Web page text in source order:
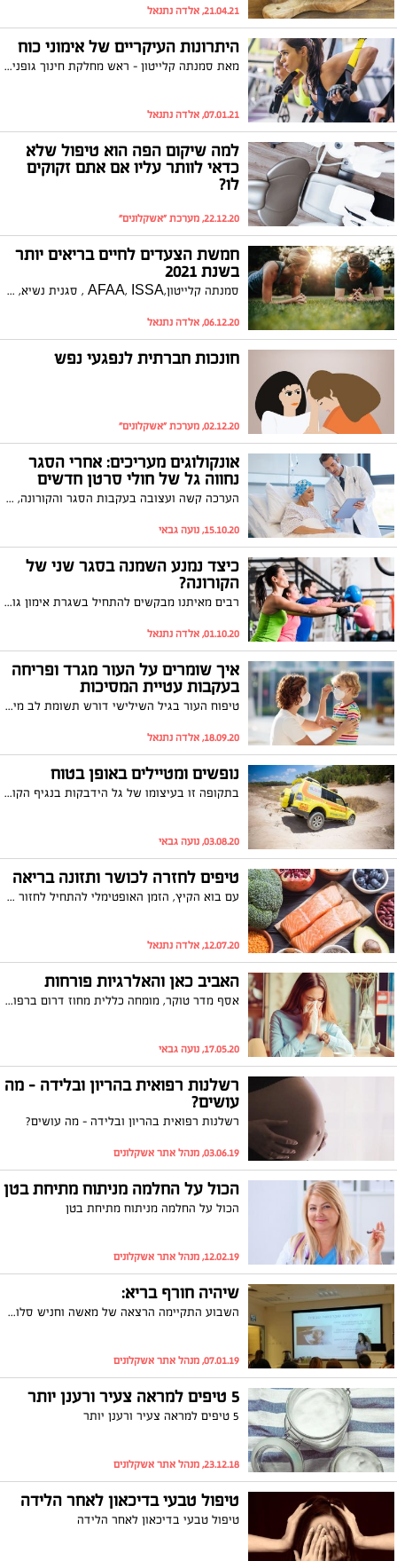
21.04.21, אלדה נתנאל
היתרונות העיקריים של אימוני כוח
מאת סמנתה קלייטון - ראש מחלקת חינוך גופני בהרבלייף העולמית "בכל גיל ניתן ליהנות מאימוני כוח. עם זאת, רוב האנשים נוטים להתמקד רק באימוני קרדיו, הידועים גם כפעילות אירובית". אומרת סמנתה קלייטון - ראש מחלקת חינוך גופני בהרבלייף העולמית. לפי סקר שנערך בשנת 2018 בארה"ב, כ-53.3 אחוזים מהמבוגרים האמריקאים עמדו בהמלצות לפעילות גופנית אירובית; כלומר, הם הלכו או רצו במשך כ-30 דקות לפחות בכל יום. עם זאת, רק כ-23.2 אחוזים עמדו בהמלצות לפעילות אירובית משולבת באימוני כוח.
07.01.21, אלדה נתנאל
למה שיקום הפה הוא טיפול שלא
כדאי לוותר עליו אם אתם זקוקים
לו?
22.12.20, מערכת "אשקלונים"
חמשת הצעדים לחיים בריאים יותר
בשנת 2021
סמנתה קלייטון,AFAA, ISSA , סגנית נשיא, ביצועי ספורט וכושר, הרבלייף העולמית מעניקה את חמשת הצעדים הראשונים שיבטיחו ששנת 2021 תהיה מאושרת ובריאה יותר:
06.12.20, אלדה נתנאל
חונכות חברתית לנפגעי נפש
02.12.20, מערכת "אשקלונים"
אונקולוגים מעריכים: אחרי הסגר
נחווה גל של חולי סרטן חדשים
הערכה קשה ועצובה בעקבות הסגר והקורונה, אונקולוגים חוששים כי בעקבות המצב רבים נמנעים מהגעה לבדיקות וכתוצאה מכך נחווה גל של חולי סרטן חדשים שוויתרו על בדיקות זמן רב
15.10.20, נועה גבאי
כיצד נמנע השמנה בסגר שני של
הקורונה?
רבים מאיתנו מבקשים להתחיל בשגרת אימון גופני במטרות שונות כמו: לרדת במשקל, לשמור על גמישות, לשפר מהירות, לחזק את הגוף, להגדיל מסת שריר ובאופן כללי לתרום לבריאות איתנה. אך מה קורה כשהחשש מעמידה בשגרת אימונים קבועה עוצר אותנו מלהתחיל ומונע מאיתנו להשיג את היעד הנכסף? ומה קורה שאנו בסגר בבית?
01.10.20, אלדה נתנאל
איך שומרים על העור מגרד ופריחה
בעקבות עטיית המסיכות
טיפוח העור בגיל השילישי דורש תשומת לב מיוחדת ושונה מטיפול בעור בגיל צעיר יותר. לדברי רונית שגב, מדענית, חוקרת עור, בעלת חברת הקוסמטיקה המדעית ביופור :"את העור אפשר להתחיל לטפח בכל גיל ולקבל תוצאות. ככל שמתחילים מוקדם יותר התוצאות תהיינה טובות יותר. מי שהחלה טיפוח נכון ואנטי אייג'ינג בהתאם לגילה, כבר בשנות ה-30 לחייה, תגיע לגיל 60 עם עור טוב מוצק וצעיר יותר מכפי הגיל הביולוגי. אבל... גם בת 60 שהחליטה לחדש את עורה מכאן מאילך, תוכל לקבל בתוך מספר חודשים עור שנראה צעיר יותר מכפי גילו הביולוגי."
18.09.20, אלדה נתנאל
נופשים ומטיילים באופן בטוח
בתקופה זו בעיצומו של גל הידבקות בנגיף הקורונה, במד"א פונים לציבור להקפיד על הנחיות משרד הבריאות, בהם שמירה על דרישות התו הסגול, התקהלויות בהתאם למותר בתפילות בבתי הכנסת ובמקומות הקדושים, בעת בילוי בפארקים, בבריכות הרחצה, בחופי הים ובאתרי הנופש והטיולים, בנסיעות בדרכים בדגש על תחבורה ציבורית והקפדה על חבישת מסיכה
03.08.20, נועה גבאי
טיפים לחזרה לכושר ותזונה בריאה
עם בוא הקיץ, הזמן האופטימלי להתחיל לחזור לכושר ולתזונה נכונה שירוממו את מצב הרוח, הגוף והנפש, כדאי וחשוב להחזיר לגוף את התנועתיות, לשפר את הכושר ולהקפיד על תזונה שתתמוך בגופנו ולא תגרע ממנו ותזיק לו.
12.07.20, אלדה נתנאל
האביב כאן והאלרגיות פורחות
אסף מדר טוקר, מומחה כללית מחוז דרום ברפואת ילדים, מרפאת עומר כותב על התקופה בה האלרגיות פורחות
17.05.20, נועה גבאי
רשלנות רפואית בהריון ובלידה – מה
עושים?
רשלנות רפואית בהריון ובלידה – מה עושים?
03.06.19, מנהל אתר אשקלונים
הכול על החלמה מניתוח מתיחת בטן
הכול על החלמה מניתוח מתיחת בטן
12.02.19, מנהל אתר אשקלונים
שיהיה חורף בריא:
השבוע התקיימה הרצאה של מאשה וחניש סלוצקי מכללית רפואה משלימה אשקלון בנושא התמודדות עם מחלות חורף בקרב ילדים
07.01.19, מנהל אתר אשקלונים
5 טיפים למראה צעיר ורענן יותר
5 טיפים למראה צעיר ורענן יותר
23.12.18, מנהל אתר אשקלונים
טיפול טבעי בדיכאון לאחר הלידה
טיפול טבעי בדיכאון לאחר הלידה